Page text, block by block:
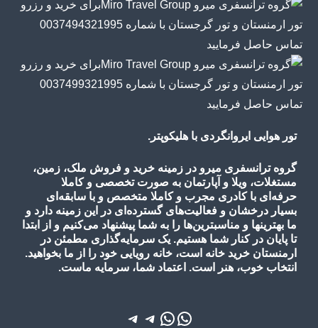
تور هوایی ایروانگردی با هلیکوپتر.
گروه ترانسفری میرو در زمینه خرید و فروش ملک، زمین،
مستغلات، ویلا و آپارتمان به صورت تخصصی و کاملا
حرفه‌ای با کادری مجرب و کاملا متخصص و با سابقه‌ای
بسیار درخشان و فعالیت‌های گسترده‌ای در این زمینه دارد و
ما بهترینها و مناسبترین‌ها را به شما پیشنهاد می‌کنیم و از ابتدا
تا پایان در کنار شما هستیم. یک سرمایه‌گذاری مطمئن در
ارمنستان خرید خانه است، خانه رویایی خود را از ما بخواهید.
انتخاب خوب، هنر است. اعتماد شما، سرمایه ماست.
واتس‌اپ
واتس‌اپ
تلگرامتلگرام